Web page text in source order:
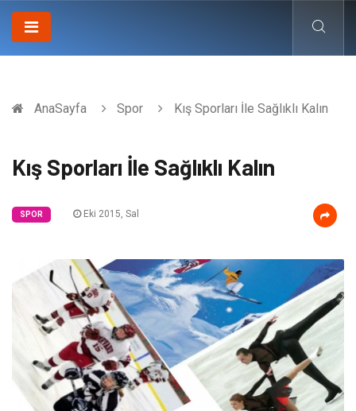
AnaSayfa Spor Kış Sporları İle Sağlıklı Kalın
Kış Sporları İle Sağlıklı Kalın
SPOR Eki 2015, Sal